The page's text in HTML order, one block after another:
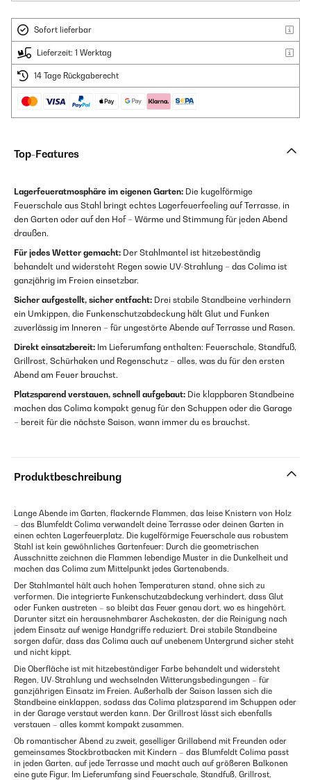
Sofort lieferbar
Lieferzeit: 1 Werktag
14 Tage Rückgaberecht
Top-Features
Lagerfeueratmosphäre im eigenen Garten: Die kugelförmige
Feuerschale aus Stahl bringt echtes Lagerfeuerfeeling auf Terrasse, in
den Garten oder auf den Hof – Wärme und Stimmung für jeden Abend
draußen.
Für jedes Wetter gemacht: Der Stahlmantel ist hitzebeständig
behandelt und widersteht Regen sowie UV-Strahlung – das Colima ist
ganzjährig im Freien einsetzbar.
Sicher aufgestellt, sicher entfacht: Drei stabile Standbeine verhindern
ein Umkippen, die Funkenschutzabdeckung hält Glut und Funken
zuverlässig im Inneren – für ungestörte Abende auf Terrasse und Rasen.
Direkt einsatzbereit: Im Lieferumfang enthalten: Feuerschale, Standfuß,
Grillrost, Schürhaken und Regenschutz – alles, was du für den ersten
Abend am Feuer brauchst.
Platzsparend verstauen, schnell aufgebaut: Die klappbaren Standbeine
machen das Colima kompakt genug für den Schuppen oder die Garage
– bereit für die nächste Saison, wann immer du es brauchst.
Produktbeschreibung
Lange Abende im Garten, flackernde Flammen, das leise Knistern von Holz
– das Blumfeldt Colima verwandelt deine Terrasse oder deinen Garten in
einen echten Lagerfeuerplatz. Die kugelförmige Feuerschale aus robustem
Stahl ist kein gewöhnliches Gartenfeuer: Durch die geometrischen
Ausschnitte zeichnen die Flammen lebendige Muster in die Dunkelheit und
machen das Colima zum Mittelpunkt jedes Gartenabends.
Der Stahlmantel hält auch hohen Temperaturen stand, ohne sich zu
verformen. Die integrierte Funkenschutzabdeckung verhindert, dass Glut
oder Funken austreten – so bleibt das Feuer genau dort, wo es hingehört.
Darunter sitzt ein herausnehmbarer Aschekasten, der die Reinigung nach
jedem Einsatz auf wenige Handgriffe reduziert. Drei stabile Standbeine
sorgen dafür, dass das Colima auch auf unebenem Untergrund sicher steht
und nicht kippt.
Die Oberfläche ist mit hitzebeständiger Farbe behandelt und widersteht
Regen, UV-Strahlung und wechselnden Witterungsbedingungen – für
ganzjährigen Einsatz im Freien. Außerhalb der Saison lassen sich die
Standbeine einklappen, sodass das Colima platzsparend im Schuppen oder
in der Garage verstaut werden kann. Der Grillrost lässt sich ebenfalls
verstauen – alles kommt kompakt zusammen.
Ob romantischer Abend zu zweit, geselliger Grillabend mit Freunden oder
gemeinsames Stockbrotbacken mit Kindern – das Blumfeldt Colima passt
in jeden Garten, auf jede Terrasse und macht auch auf größeren Balkonen
eine gute Figur. Im Lieferumfang sind Feuerschale, Standfuß, Grillrost,